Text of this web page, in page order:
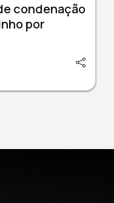
condenação
por